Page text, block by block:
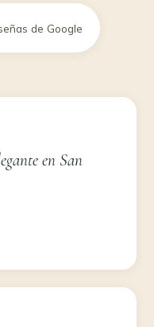
de Google
en San